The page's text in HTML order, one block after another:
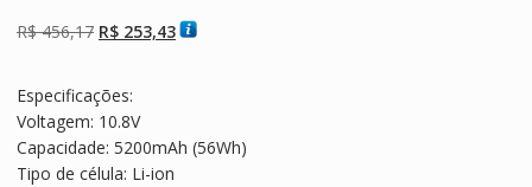
com baseado
em
R$456,17 O
era:
R$ 456,17.
R$253,43O
Especificações:
Voltagem: 10.8V
Capacidade: 5200mAh (56Wh)
Tipo de célula: Li-ion